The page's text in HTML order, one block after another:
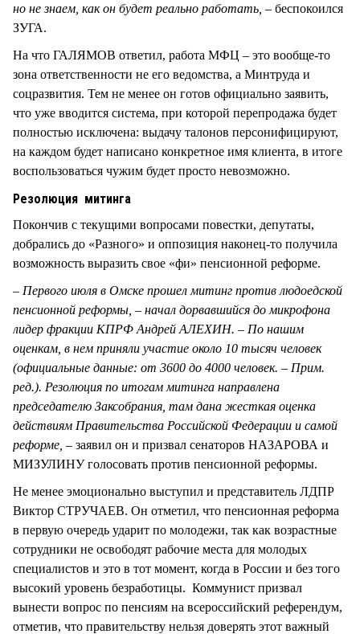
но не знаем, как он будет реально работать, – беспокоился
ЗУГА.
На что ГАЛЯМОВ ответил, работа МФЦ – это вообще-то
зона ответственности не его ведомства, а Минтруда и
соцразвития. Тем не менее он готов официально заявить,
что уже вводится система, при которой перепродажа будет
полностью исключена: выдачу талонов персонифицируют,
на каждом будет написано конкретное имя клиента, в итоге
воспользоваться чужим будет просто невозможно.
Резолюция митинга
Покончив с текущими вопросами повестки, депутаты,
добрались до «Разного» и оппозиция наконец-то получила
возможность выразить свое «фи» пенсионной реформе.
– Первого июля в Омске прошел митинг против людоедской
пенсионной реформы, – начал дорвавшийся до микрофона
лидер фракции КПРФ Андрей АЛЕХИН. – По нашим
оценкам, в нем приняли участие около 10 тысяч человек
(официальные данные: от 3600 до 4000 человек. – Прим.
ред.). Резолюция по итогам митинга направлена
председателю Заксобрания, там дана жесткая оценка
действиям Правительства Российской Федерации и самой
реформе, – заявил он и призвал сенаторов НАЗАРОВА и
МИЗУЛИНУ голосовать против пенсионной реформы.
Не менее эмоционально выступил и представитель ЛДПР
Виктор СТРУЧАЕВ. Он отметил, что пенсионная реформа
в первую очередь ударит по молодежи, так как возрастные
сотрудники не освободят рабочие места для молодых
специалистов и это в тот момент, когда в России и без того
высокий уровень безработицы. Коммунист призвал
вынести вопрос по пенсиям на всероссийский референдум,
отметив, что правительству нельзя доверять этот важный